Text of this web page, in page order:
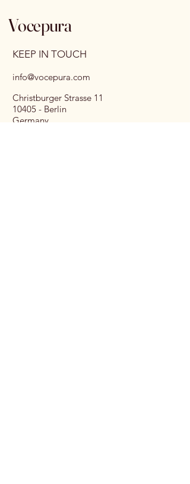
Vocepura
KEEP IN TOUCH
info@vocepura.com
Christburger Strasse 11
10405 - Berlin
Germany